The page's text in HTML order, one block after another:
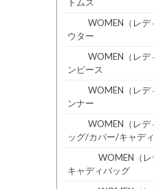
WOMEN（レデ
ウター
WOMEN（レデ
ンピース
WOMEN（レデ
ンナー
WOMEN（レデ
ッグ/カバー/キャデ
WOMEN（レ
キャディバッグ